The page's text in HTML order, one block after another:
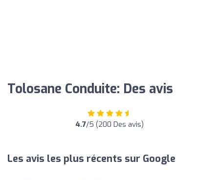
Tolosane Conduite: Des avis
4.7/5 (200 Des avis)
Les avis les plus récents sur Google